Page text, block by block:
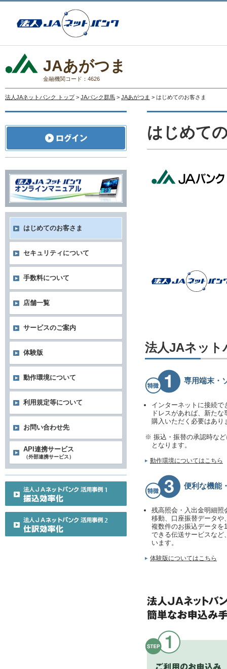
JAあがつま
金融機関コード：4626
法人JAネットバンク トップ > JAバンク群馬 > JAあがつま > はじめてのお客さま
はじめて
法人JAネット
専用端末・
インターネットに接続
ドレスがあれば、新た
購入いただく必要はあり
※ 振込・振替の承認時な
となります。
動作環境についてはこちら
便利な機能
残高照会・入出金明細照
移動、口座振替データや
複数件のお振込データを
できる伝送サービスなど
います。
体験版についてはこちら
はじめてのお客さま
セキュリティについて
手数料について
店舗一覧
サービスのご案内
体験版
動作環境について
利用規定等について
お問い合わせ先
API連携サービス
（外部連携サービス）